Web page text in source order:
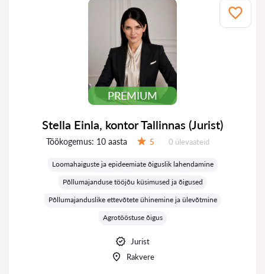
PREMIUM
Stella Einla, kontor Tallinnas (Jurist)
Töökogemus: 10 aasta 5 Ülevaateid:
0 ülevaateid
Loomahaiguste ja epideemiate õiguslik lahendamine
Põllumajanduse tööjõu küsimused ja õigused
Põllumajanduslike ettevõtete ühinemine ja ülevõtmine
Agrotööstuse õigus
Jurist
Rakvere